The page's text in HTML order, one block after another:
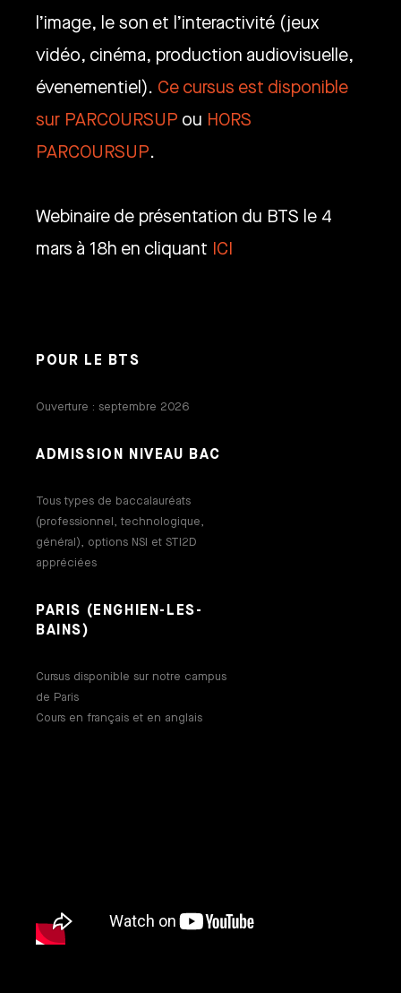
l’image, le son et l’interactivité (jeux
vidéo, cinéma, production audiovisuelle,
évenementiel). Ce cursus est disponible
sur PARCOURSUP ou HORS
PARCOURSUP.
Webinaire de présentation du BTS le 4
mars à 18h en cliquant ICI
POUR LE BTS
Ouverture : septembre 2026
ADMISSION NIVEAU BAC
Tous types de baccalauréats
(professionnel, technologique,
général), options NSI et STI2D
appréciées
PARIS (ENGHIEN-LES-
BAINS)
Cursus disponible sur notre campus
de Paris
Cours en français et en anglais